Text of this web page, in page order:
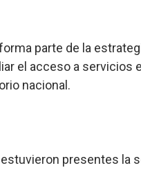
parte de la
el acceso a
nacional.
presentes la